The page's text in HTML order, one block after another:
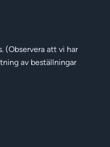
(Observera att vi har
av beställningar